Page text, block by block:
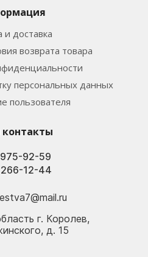
и доставка
возврата товара
персональных данных
пользователя
12-44
92-59
г. Королев,
д. 15